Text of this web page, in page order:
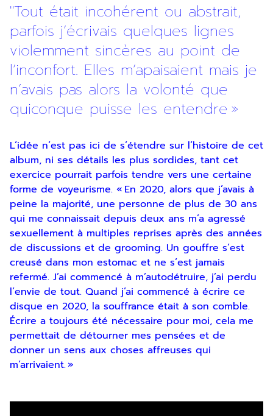
"Tout était incohérent ou abstrait,
parfois j’écrivais quelques lignes
violemment sincères au point de
l’inconfort. Elles m’apaisaient mais je
n’avais pas alors la volonté que
quiconque puisse les entendre »
L’idée n’est pas ici de s’étendre sur l’histoire de cet
album, ni ses détails les plus sordides, tant cet
exercice pourrait parfois tendre vers une certaine
forme de voyeurisme. « En 2020, alors que j’avais à
peine la majorité, une personne de plus de 30 ans
qui me connaissait depuis deux ans m’a agressé
sexuellement à multiples reprises après des années
de discussions et de grooming. Un gouffre s’est
creusé dans mon estomac et ne s’est jamais
refermé. J’ai commencé à m’autodétruire, j’ai perdu
l’envie de tout. Quand j’ai commencé à écrire ce
disque en 2020, la souffrance était à son comble.
Écrire a toujours été nécessaire pour moi, cela me
permettait de détourner mes pensées et de
donner un sens aux choses affreuses qui
m’arrivaient. »
Inscription
Newsletter